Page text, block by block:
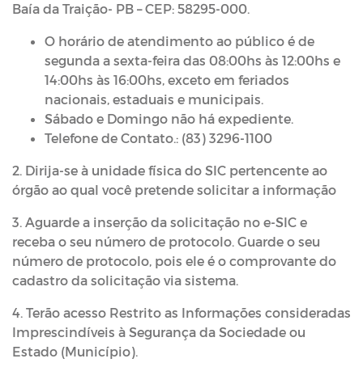
Baía da Traição- PB – CEP: 58295-000.
O horário de atendimento ao público é de
segunda a sexta-feira das 08:00hs às 12:00hs e
14:00hs às 16:00hs, exceto em feriados
nacionais, estaduais e municipais.
Sábado e Domingo não há expediente.
Telefone de Contato.: (83) 3296-1100
2. Dirija-se à unidade física do SIC pertencente ao
órgão ao qual você pretende solicitar a informação
3. Aguarde a inserção da solicitação no e-SIC e
receba o seu número de protocolo. Guarde o seu
número de protocolo, pois ele é o comprovante do
cadastro da solicitação via sistema.
4. Terão acesso Restrito as Informações consideradas
Imprescindíveis à Segurança da Sociedade ou
Estado (Município).